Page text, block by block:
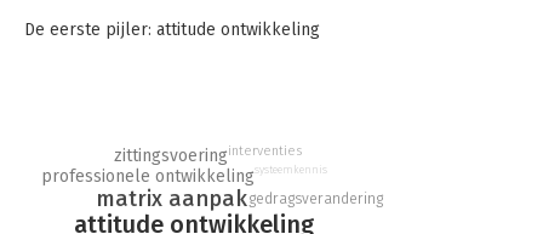
De eerste pijler: attitude ontwikkeling
emoties te herkennen, deze vervolgens toe te schrijven aan
het juiste object en weten wat het effect van hun emoties is op
de eigen oordeelsvorming. In tegenstelling tot de populaire
attitude ontwikkeling
matrix aanpak
professionele ontwikkeling
zittingsvoering
gedragsverandering
interventies
systeemkennis